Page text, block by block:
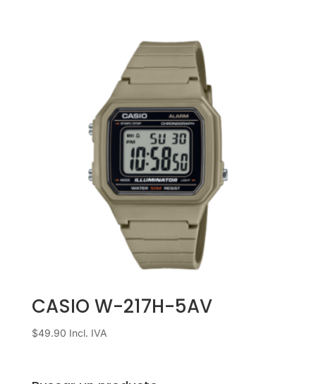
CASIO W-217H-5AV
$49.90 Incl. IVA